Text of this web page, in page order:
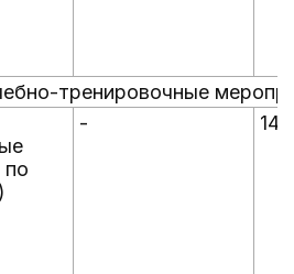
тренировочные
по
- 14